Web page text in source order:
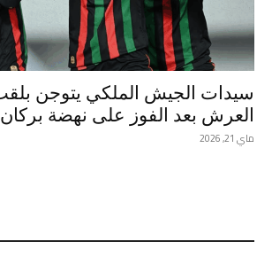
سيدات الجيش الملكي يتوجن
العرش بعد الفوز على نهضة بركان
ماي 21, 2026